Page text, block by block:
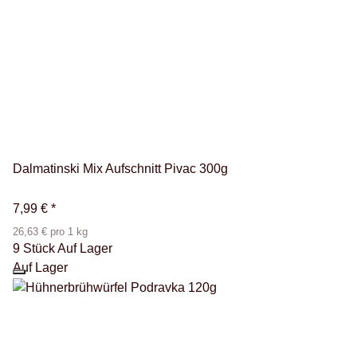
Dalmatinski Mix Aufschnitt Pivac 300g
7,99 € *
26,63 € pro 1 kg
9 Stück Auf Lager
Auf Lager